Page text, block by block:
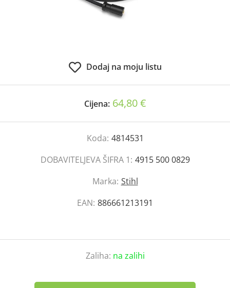
Dodaj na moju listu
Cijena: 64,80 €
Koda: 4814531
DOBAVITELJEVA ŠIFRA 1: 4915 500 0829
Marka: Stihl
EAN: 886661213191
Zaliha: na zalihi